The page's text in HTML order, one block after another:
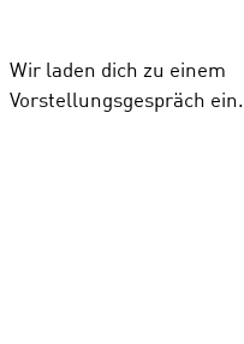
Wir laden dich zu einem
Vorstellungsgespräch ein.